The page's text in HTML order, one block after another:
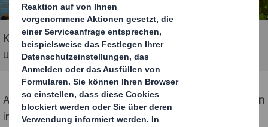
Könnte Seegras als alternative Faserquelle für Papier
und Verpackungen verwendet werden?
Als erstes Unternehmen der Branche könnten wir
Algen
in unserem gesamten Verpackungsnetzwerk